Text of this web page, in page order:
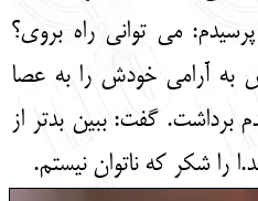
می توانی راه بروی؟
آرامی خودش را به عصا
برداشت. گفت: ببین بدتر از
را شکر که ناتوان نیستم.